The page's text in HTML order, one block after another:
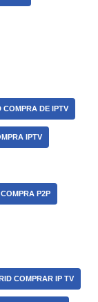
COMPRA DE IPTV
IPTV
P2P
COMPRAR IP TV